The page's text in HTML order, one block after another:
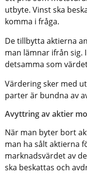
utbyte. Vinst ska
komma i fråga.
De tillbytta aktierna
man lämnar ifrån sig.
detsamma som
Värdering sker med
parter är bundna av
Avyttring av aktier
När man byter bort
man ha sålt aktierna
marknadsvärdet av
ska beskattas och